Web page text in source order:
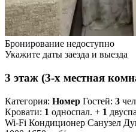
Бронирование недоступно
Укажите даты заезда и выезда
3 этаж (3-х местная
Категория: Номер Гостей: 3
Кровати: 1 односпал. + 1
Wi-Fi Кондиционер Санузел